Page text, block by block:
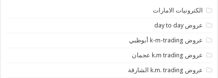
الكترونيات الامارات
عروض day to day
عروض k-m-trading أبوظبي
عروض k.m trading عجمان
عروض k.m. trading الشارقة